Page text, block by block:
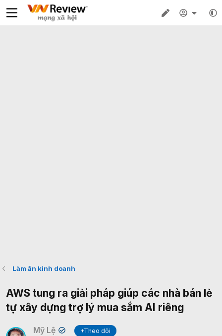
Làm ăn kinh doanh
AWS tung ra giải pháp giúp các nhà bán lẻ
tự xây dựng trợ lý mua sắm AI riêng
Mỹ Lệ ✔
+Theo dõi